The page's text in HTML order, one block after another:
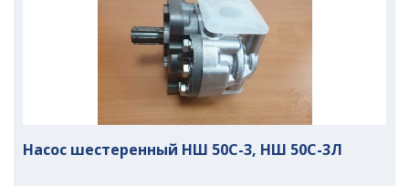
Насос шестеренный НШ 50С-3, НШ 50С-3Л